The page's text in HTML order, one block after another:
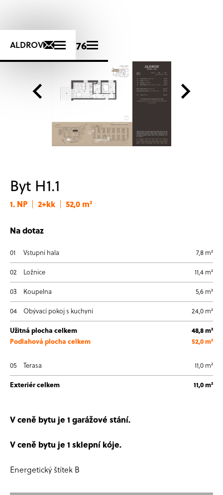
+420 725 723 276
ALDROV
Byt H1.1
1. NP 2+kk 52,0 m²
Na dotaz
01 Vstupní hala 7,8 m²
02 Ložnice 11,4 m²
03 Koupelna 5,6 m²
04 Obývací pokoj s kuchyní 24,0 m²
Užitná plocha celkem
Podlahová plocha celkem
48,8 m²
52,0 m²
05 Terasa 11,0 m²
Exteriér celkem 11,0 m²
V ceně bytu je 1 garážové stání.
V ceně bytu je 1 sklepní kóje.
Energetický štítek B